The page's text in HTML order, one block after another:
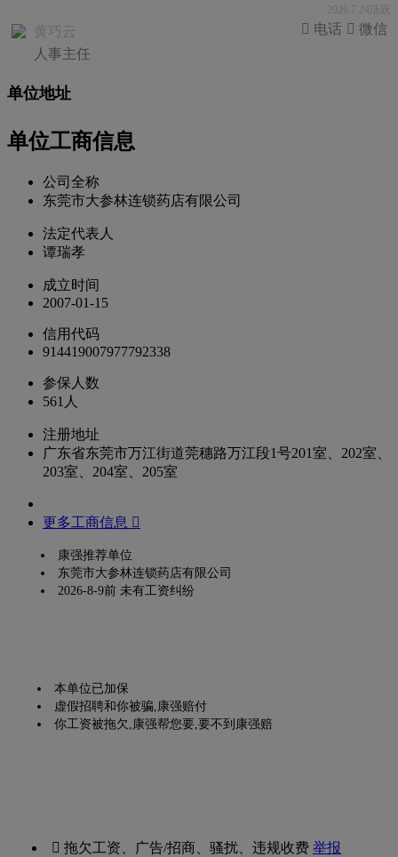
2026.7.24活跃
黄巧云
人事主任
 微信
 电话
单位地址
单位工商信息
公司全称
东莞市大参林连锁药店有限公司
法定代表人
谭瑞孝
成立时间
2007-01-15
信用代码
914419007977792338
参保人数
561人
注册地址
广东省东莞市万江街道莞穗路万江段1号201室、202室、
203室、204室、205室
更多工商信息 
康强推荐单位
东莞市大参林连锁药店有限公司
2026-8-9前 未有工资纠纷
本单位已加保
虚假招聘和你被骗,康强赔付
你工资被拖欠,康强帮您要,要不到康强赔
 拖欠工资、广告/招商、骚扰、违规收费举报